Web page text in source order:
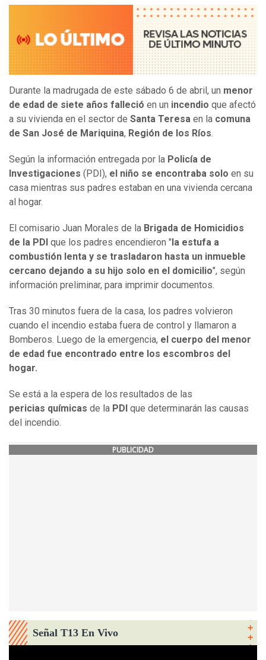
Durante la madrugada de este sábado 6 de abril, un menor
de edad de siete años falleció en un incendio que afectó
a su vivienda en el sector de Santa Teresa en la comuna
de San José de Mariquina, Región de los Ríos.
Según la información entregada por la Policía de
Investigaciones (PDI), el niño se encontraba solo en su
casa mientras sus padres estaban en una vivienda cercana
al hogar.
El comisario Juan Morales de la Brigada de Homicidios
de la PDI que los padres encendieron " la estufa a
combustión lenta y se trasladaron hasta un inmueble
cercano dejando a su hijo solo en el domicilio", según
información preliminar, para imprimir documentos.
Tras 30 minutos fuera de la casa, los padres volvieron
cuando el incendio estaba fuera de control y llamaron a
Bomberos. Luego de la emergencia, el cuerpo del menor
de edad fue encontrado entre los escombros del
hogar.
Se está a la espera de los resultados de las
pericias químicas de la PDI que determinarán las causas
del incendio.
PUBLICIDAD
Señal T13 En Vivo